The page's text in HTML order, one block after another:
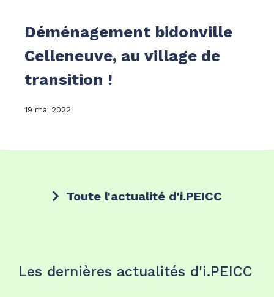
Déménagement bidonville
Celleneuve, au village de
transition !
19 mai 2022
Toute l'actualité d'i.PEICC
Les dernières actualités d'i.PEICC